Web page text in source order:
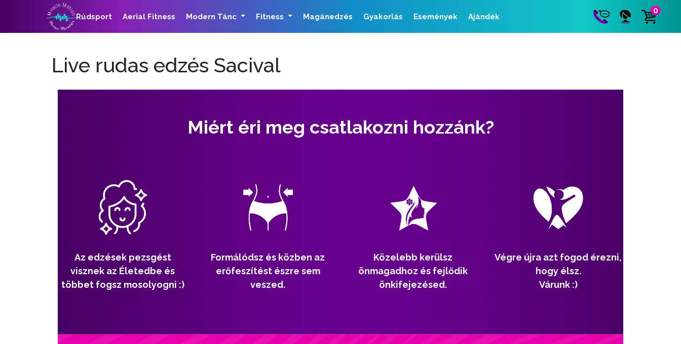
Rúdsport Aerial Fitness Modern Tánc Fitness Magánedzés Gyakorlás Események Ajándék
0
Live rudas edzés Sacival
Miért éri meg csatlakozni hozzánk?
Az edzések pezsgést
visznek az Életedbe és
többet fogsz mosolyogni :)
Formálódsz és közben az
erőfeszítést észre sem
veszed.
Közelebb kerülsz
önmagadhoz és fejlődik
önkifejezésed.
Végre újra azt fogod érezni,
hogy élsz.
Várunk :)